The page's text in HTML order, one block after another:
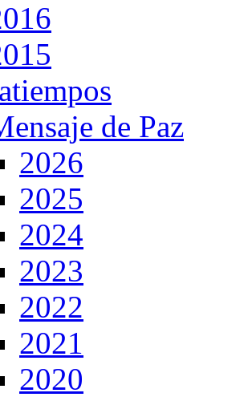
de Paz
2026
2025
2024
2023
2022
2021
2020